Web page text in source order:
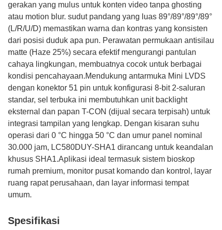
gerakan yang mulus untuk konten video tanpa ghosting
atau motion blur. sudut pandang yang luas 89°/89°/89°/89°
(L/R/U/D) memastikan warna dan kontras yang konsisten
dari posisi duduk apa pun. Perawatan permukaan antisilau
matte (Haze 25%) secara efektif mengurangi pantulan
cahaya lingkungan, membuatnya cocok untuk berbagai
kondisi pencahayaan.Mendukung antarmuka Mini LVDS
dengan konektor 51 pin untuk konfigurasi 8-bit 2-saluran
standar, sel terbuka ini membutuhkan unit backlight
eksternal dan papan T-CON (dijual secara terpisah) untuk
integrasi tampilan yang lengkap. Dengan kisaran suhu
operasi dari 0 °C hingga 50 °C dan umur panel nominal
30.000 jam, LC580DUY-SHA1 dirancang untuk keandalan
khusus SHA1.Aplikasi ideal termasuk sistem bioskop
rumah premium, monitor pusat komando dan kontrol, layar
ruang rapat perusahaan, dan layar informasi tempat
umum.
Spesifikasi